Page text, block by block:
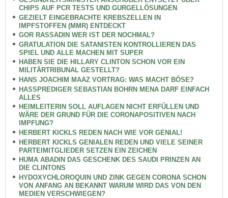
CHIPS AUF PCR TESTS UND GURGELLÖSUNGEN
GEZIELT EINGEBRACHTE KREBSZELLEN IN
IMPFSTOFFEN (MMR) ENTDECKT
GOR RASSADIN WER IST DER NOCHMAL?
GRATULATION DIE SATANISTEN KONTROLLIEREN DAS
SPIEL UND ALLE MACHEN MIT SUPER
HABEN SIE DIE HILLARY CLINTON SCHON VOR EIN
MILITÄRTRIBUNAL GESTELLT?
HANS JOACHIM MAAZ VORTRAG: WAS MACHT BÖSE?
HASSPREDIGER SEBASTIAN BOHRN MENA DARF EINFACH
ALLES
HEIMLEITERIN SOLL AUFLAGEN NICHT ERFÜLLEN UND
WÄRE DER GRUND FÜR DIE CORONAPOSITIVEN NACH
IMPFUNG?
HERBERT KICKLS REDEN NACH WIE VOR GENIAL!
HERBERT KICKLS GENIALEN REDEN UND VIELE SEINER
PARTEIMITGLIEDER SETZEN EIN ZEICHEN
HUMA ABADIN DAS GESCHENK DES SAUDI PRINZEN AN
DIE CLINTONS
HYDOXYCHLOROQUIN UND ZINK GEGEN CORONA SCHON
VON ANFANG AN BEKANNT WARUM WIRD DAS VON DEN
MEDIEN VERSCHWIEGEN?